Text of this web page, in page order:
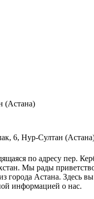
(Астана)
6, Нур-Султан
по адресу пер.
Мы рады
города Астана. Здесь
информацией о нас.